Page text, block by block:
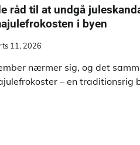
råd til at undgå
i byen
11, 2026
nærmer sig, og det
– en traditionsrig